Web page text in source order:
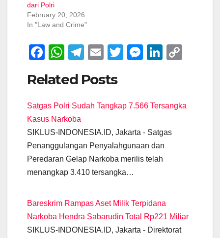
dari Polri
February 20, 2026
In "Law and Crime"
F
c
e
b
o
o
k
W
at
s
A
p
p
T
e
gr
m
E
ail
T
er
M
e
g
er
Li
e
dI
n
y
Related Posts
Satgas Polri Sudah Tangkap 7.566 Tersangka
Kasus Narkoba
SIKLUS-INDONESIA.ID, Jakarta - Satgas
Penanggulangan Penyalahgunaan dan
Peredaran Gelap Narkoba merilis telah
menangkap 3.410 tersangka…
Bareskrim Rampas Aset Milik Terpidana
Narkoba Hendra Sabarudin Total Rp221 Miliar
SIKLUS-INDONESIA.ID, Jakarta - Direktorat